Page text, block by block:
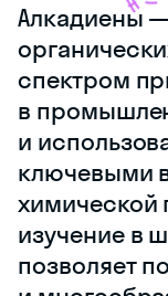
Алкадиены
спектром
в
и
ключевыми
химической
изучение в
позволяет